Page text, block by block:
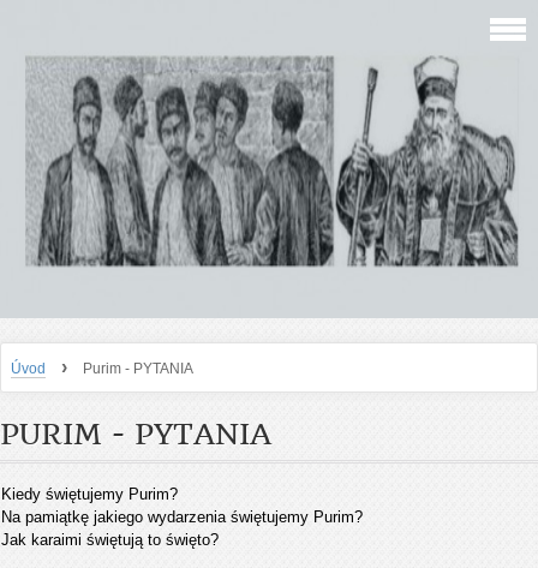
Úvod › Purim - PYTANIA
PURIM - PYTANIA
Kiedy świętujemy Purim?
Na pamiątkę jakiego wydarzenia świętujemy Purim?
Jak karaimi świętują to święto?